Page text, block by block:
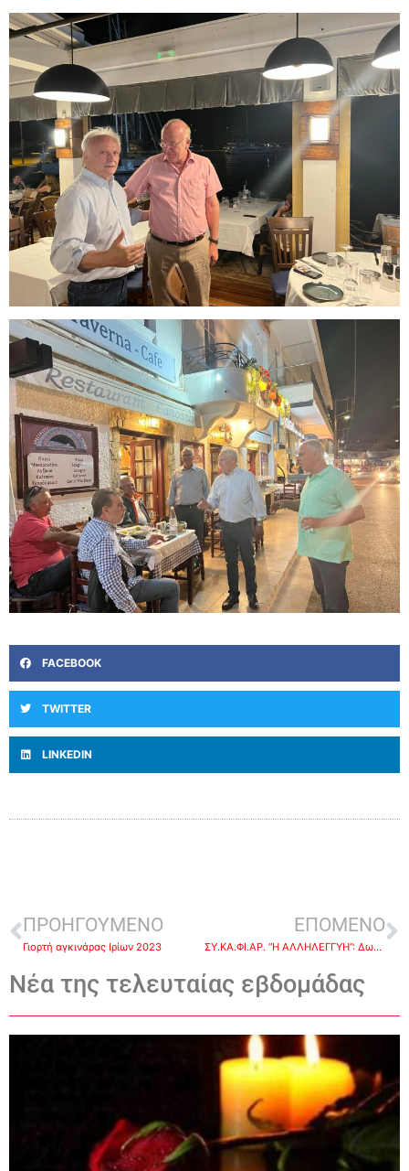
FACEBOOK
TWITTER
LINKEDIN
ΠΡΟΗΓΟΥΜΕΝΟ
Γιορτή αγκινάρας Ιρίων 2023
ΕΠΟΜΕΝΟ
ΣΥ.ΚΑ.ΦΙ.ΑΡ. “Η ΑΛΛΗΛΕΓΓΥΗ”: Δωρεάν δερματολογικοί έλεγχοι για την πρόληψη του καρκίνου του δέρματος
Νέα της τελευταίας εβδομάδας